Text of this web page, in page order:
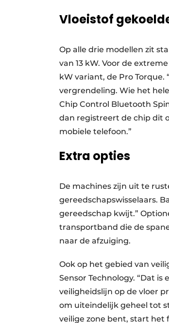
Vloeistof
Op alle drie modellen zit
van 13 kW. Voor de
kW variant, de Pro
vergrendeling. Wie het
Chip Control Bluetooth
dan registreert de chip dit
mobiele telefoon.”
Extra opties
De machines zijn uit te
gereedschapswisselaars.
gereedschap kwijt.”
transportband die de
naar de afzuiging.
Ook op het gebied van
Sensor Technology. “Dat
veiligheidslijn op de vloer
om uiteindelijk geheel tot
veilige zone bent, start het